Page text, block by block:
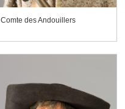
Comte des Andouillers